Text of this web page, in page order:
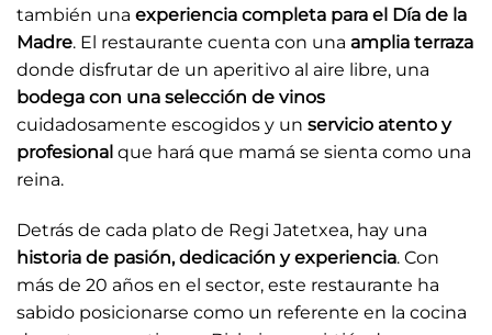
también una experiencia completa para el Día de la
Madre. El restaurante cuenta con una amplia terraza
donde disfrutar de un aperitivo al aire libre, una
bodega con una selección de vinos
cuidadosamente escogidos y un servicio atento y
profesional que hará que mamá se sienta como una
reina.
Detrás de cada plato de Regi Jatetxea, hay una
historia de pasión, dedicación y experiencia. Con
más de 20 años en el sector, este restaurante ha
sabido posicionarse como un referente en la cocina